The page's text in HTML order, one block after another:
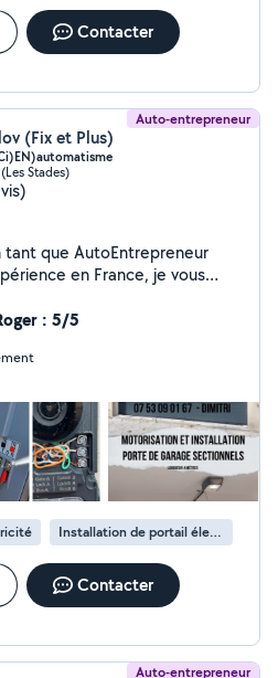
Contacter
Auto-entrepreneur
(Fix et Plus)
Stades)
en France, je vous
RÉPARATION tout les
Portillon, Store
Travaux de
à votre besoin spécifiques
votre
votre espace de vie !
: 5/5
Installation de portail électrique
Contacter
Auto-entrepreneur